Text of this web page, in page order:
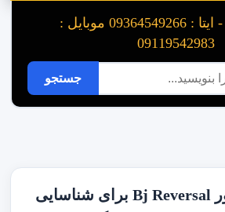
تلگرام - بله - ایتا : 09364549266 موبایل :
09119542983
آموزش اندیکاتور Bj Reversal برای شناسایی